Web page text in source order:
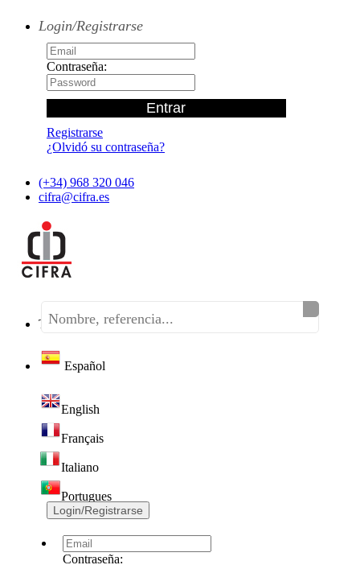
Login/Registrarse
Contraseña:
Registrarse
¿Olvidó su contraseña?
(+34) 968 320 046
cifra@cifra.es
Teléfono:(+34) 968 320 046
Español
English
Français
Italiano
Portugues
Login/Registrarse
Contraseña: